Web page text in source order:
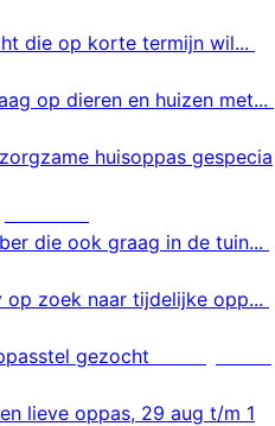
die op korte termijn wil...
op dieren en huizen met...
huisoppas gespecia
die ook graag in de tuin...
op zoek naar tijdelijke opp...
gezocht
lieve oppas, 29 aug t/m 1